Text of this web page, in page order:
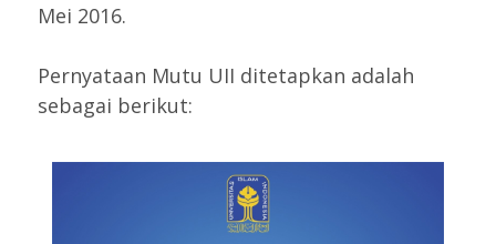
Mei 2016.
Pernyataan Mutu UII ditetapkan adalah
sebagai berikut: